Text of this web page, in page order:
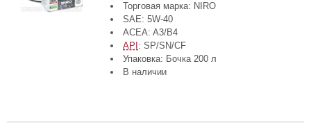
Торговая марка: NIRO
SAE: 5W-40
ACEA: A3/B4
API : SP/SN/CF
Упаковка: Бочка 200 л
В наличии